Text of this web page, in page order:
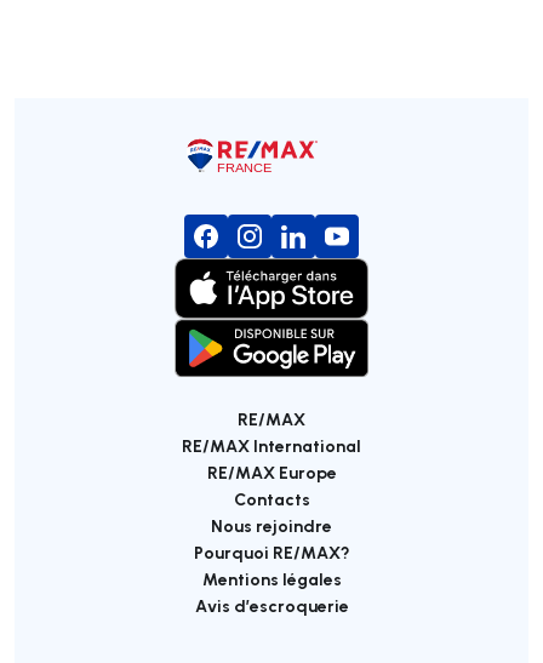
RE/MAX
RE/MAX International
RE/MAX Europe
Contacts
Nous rejoindre
Pourquoi RE/MAX?
Mentions légales
Avis d’escroquerie